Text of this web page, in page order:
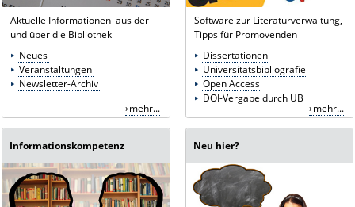
Aktuelle Informationen aus der
und über die Bibliothek
Neues
Veranstaltungen
Newsletter-Archiv
mehr...
Software zur Literaturverwaltung,
Tipps für Promovenden
Dissertationen
Universitätsbibliografie
Open Access
DOI-Vergabe durch UB
mehr...
Informationskompetenz Neu hier?